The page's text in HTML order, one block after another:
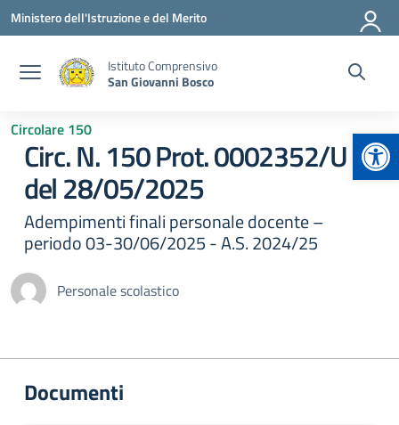
Vai ai contenuti
Vai al menu di navigazione
Vai al footer
Ministero dell'Istruzione e del Merito
Istituto Comprensivo
San Giovanni Bosco
Circolare 150
Circ. N. 150 Prot. 0002352/U
del 28/05/2025
Adempimenti finali personale docente –
periodo 03-30/06/2025 - A.S. 2024/25
Personale scolastico
Documenti